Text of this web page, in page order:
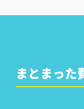
まとまった